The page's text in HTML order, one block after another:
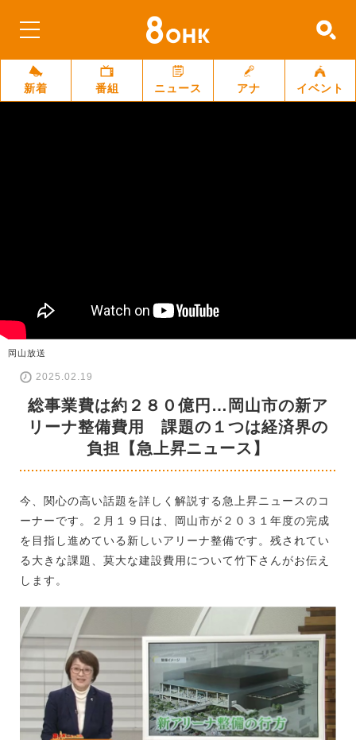
新着 番組 ニュース アナ イベント
岡山放送
2025.02.19
総事業費は約２８０億円…岡山市の新ア
リーナ整備費用 課題の１つは経済界の
負担【急上昇ニュース】
今、関心の高い話題を詳しく解説する急上昇ニュースのコ
ーナーです。２月１９日は、岡山市が２０３１年度の完成
を目指し進めている新しいアリーナ整備です。残されてい
る大きな課題、莫大な建設費用について竹下さんがお伝え
します。